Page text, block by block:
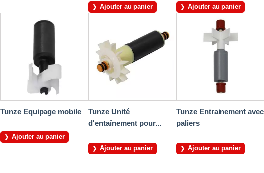
Ajouter au panier Ajouter au panier
Tunze Equipage mobile
Ajouter au panier
Tunze Unité
d'entaînement pour...
Ajouter au panier
Tunze Entrainement avec
paliers
Ajouter au panier